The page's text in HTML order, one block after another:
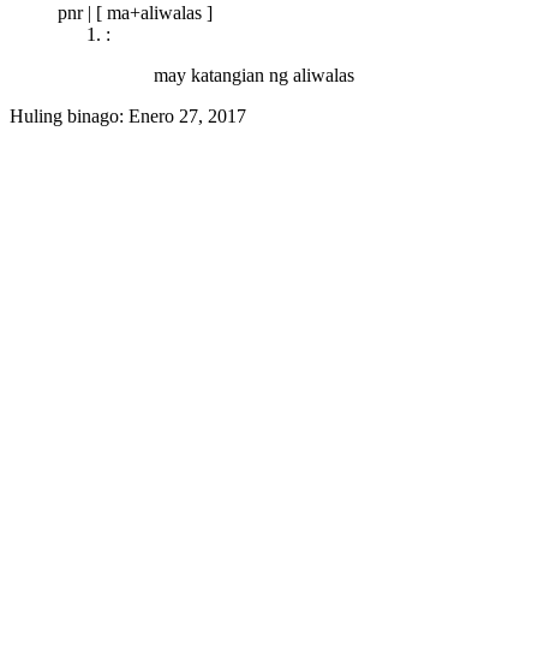
pnr | [ ma+aliwalas ]
:
may katangian ng aliwalas
Huling binago: Enero 27, 2017